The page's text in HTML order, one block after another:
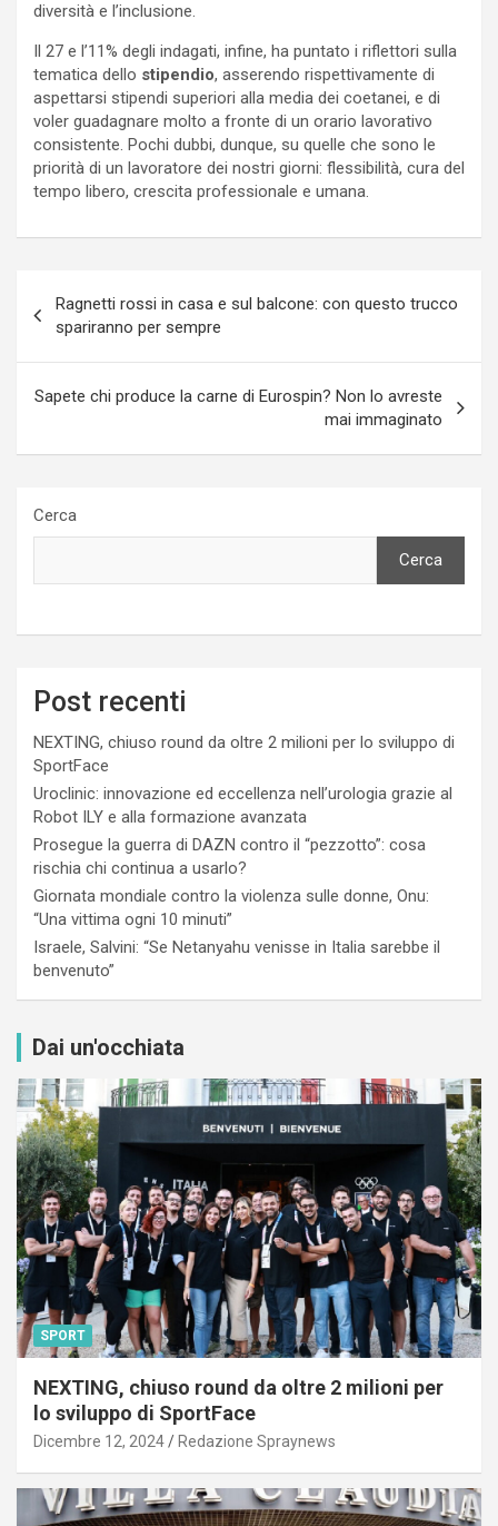
diversità e l’inclusione.
Il 27 e l’11% degli indagati, infine, ha puntato i riflettori sulla
tematica dello stipendio, asserendo rispettivamente di
aspettarsi stipendi superiori alla media dei coetanei, e di
voler guadagnare molto a fronte di un orario lavorativo
consistente. Pochi dubbi, dunque, su quelle che sono le
priorità di un lavoratore dei nostri giorni: flessibilità, cura del
tempo libero, crescita professionale e umana.
articoli
Ragnetti rossi in casa e sul balcone: con questo trucco
spariranno per sempre
Sapete chi produce la carne di Eurospin? Non lo avreste
mai immaginato
Cerca
Cerca
Post recenti
NEXTING, chiuso round da oltre 2 milioni per lo sviluppo di
SportFace
Uroclinic: innovazione ed eccellenza nell’urologia grazie al
Robot ILY e alla formazione avanzata
Prosegue la guerra di DAZN contro il “pezzotto”: cosa
rischia chi continua a usarlo?
Giornata mondiale contro la violenza sulle donne, Onu:
“Una vittima ogni 10 minuti”
Israele, Salvini: “Se Netanyahu venisse in Italia sarebbe il
benvenuto”
Dai un'occhiata
SPORT
NEXTING, chiuso round da oltre 2 milioni per
lo sviluppo di SportFace
Dicembre 12, 2024 Redazione Spraynews